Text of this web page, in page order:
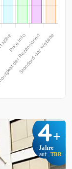
4+
Jahre
auf TBR